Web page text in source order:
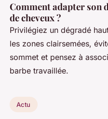
Comment adapter son
de cheveux ?
Privilégiez un dégradé
les zones clairsemées,
sommet et pensez à
barbe travaillée.
Actu